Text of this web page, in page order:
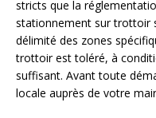
stricts que la
stationnement sur trottoir
délimité des zones
trottoir est toléré, à
suffisant. Avant toute
locale auprès de votre